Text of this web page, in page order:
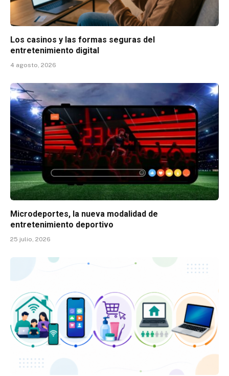
Los casinos y las formas seguras del
entretenimiento digital
4 agosto, 2026
Microdeportes, la nueva modalidad de
entretenimiento deportivo
25 julio, 2026